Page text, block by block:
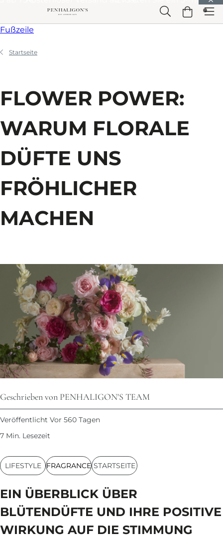
Weiter zu Überschrift Weiter zu Hauptinhalt
Weiter zu
Fußzeile
Startseite
FLOWER POWER:
WARUM FLORALE
DÜFTE UNS
FRÖHLICHER
MACHEN
Geschrieben von PENHALIGON'S TEAM
Veröffentlicht Vor 560 Tagen
7 Min. Lesezeit
LIFESTYLE FRAGRANCE STARTSEITE
EIN ÜBERBLICK ÜBER
BLÜTENDÜFTE UND IHRE POSITIVE
WIRKUNG AUF DIE STIMMUNG